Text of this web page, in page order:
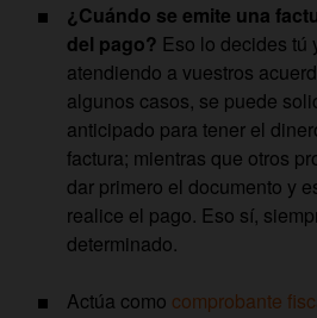
¿Cuándo se emite una
del pago? Eso lo decides tú
atendiendo a vuestros
algunos casos, se puede
anticipado para tener el
factura; mientras que otros
dar primero el documento y
realice el pago. Eso sí,
determinado.
Actúa como comprobante